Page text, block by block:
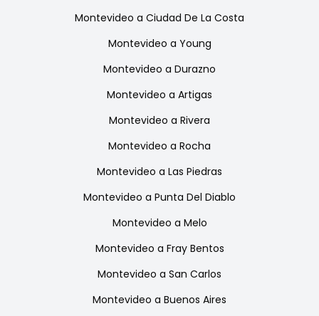
Montevideo a Ciudad De La Costa
Montevideo a Young
Montevideo a Durazno
Montevideo a Artigas
Montevideo a Rivera
Montevideo a Rocha
Montevideo a Las Piedras
Montevideo a Punta Del Diablo
Montevideo a Melo
Montevideo a Fray Bentos
Montevideo a San Carlos
Montevideo a Buenos Aires